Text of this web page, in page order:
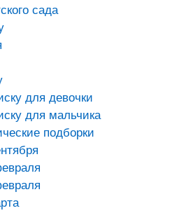
сада
для девочки
для мальчика
подборки